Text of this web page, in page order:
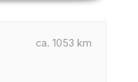
ca. 1053 km